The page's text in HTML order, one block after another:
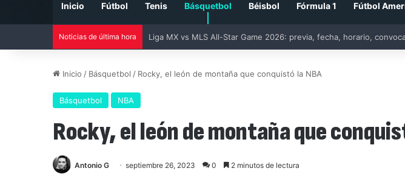
Inicio Fútbol Tenis Básquetbol Béisbol Fórmula 1 Fútbol
Noticias de última hora Liga MX vs MLS All-Star Game 2026: previa, fecha, horario,
Inicio / Básquetbol / Rocky, el león de montaña que conquistó la NBA
Básquetbol NBA
Rocky, el león de montaña que
Antonio G septiembre 26, 2023 0 2 minutos de lectura